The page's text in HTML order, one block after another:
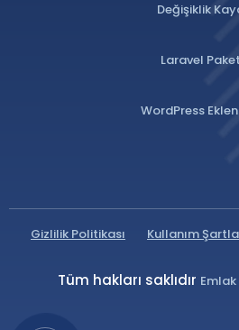
Değişiklik
Laravel
WordPress
Gizlilik Politikası Kullanım
Tüm hakları saklıdır